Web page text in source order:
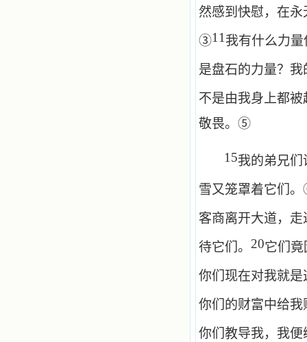
然感到快慰，在
③11 我有什么力
是盘石的力量？
不是由我身上都被
敬畏。⑤
15我的弟兄
雪又笼罩着它们
客商离开大道，
待它们。 20它们
你们现在对我就
你们的财富中给我
你们教导我，我